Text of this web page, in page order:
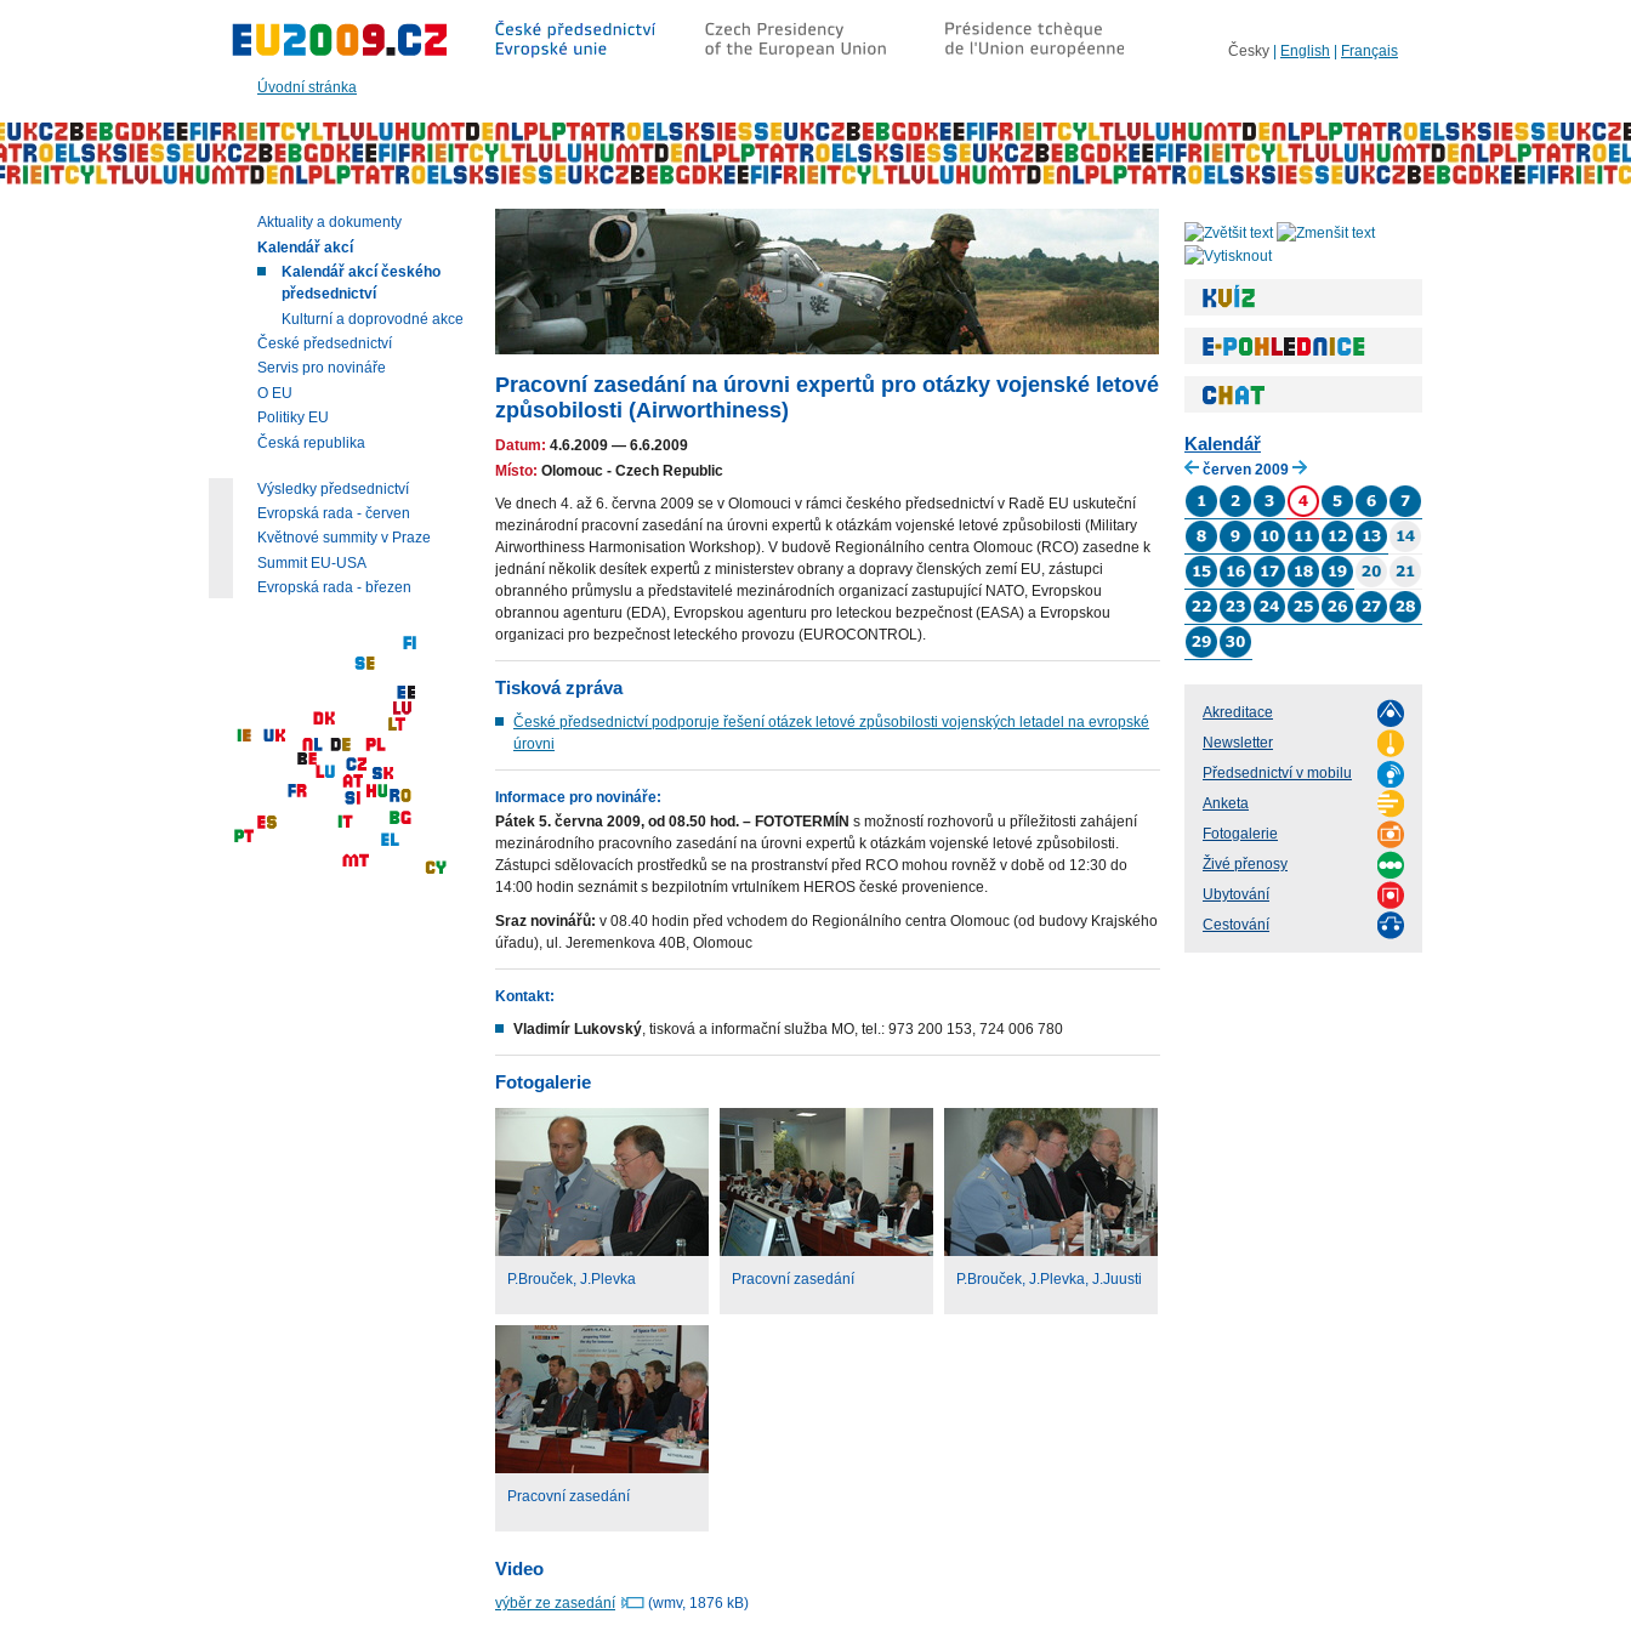
Česky English Français
Úvodní stránka
hlavní
|
navigaci
|
vyhledávání
Pracovní zasedání na úrovni expertů pro otázky vojenské letové
způsobilosti (Airworthiness)
Datum: 4.6.2009 — 6.6.2009
Místo: Olomouc - Czech Republic
Ve dnech 4. až 6. června 2009 se v Olomouci v rámci českého předsednictví v Radě EU uskuteční
mezinárodní pracovní zasedání na úrovni expertů k otázkám vojenské letové způsobilosti (Military
Airworthiness Harmonisation Workshop). V budově Regionálního centra Olomouc (RCO) zasedne k
jednání několik desítek expertů z ministerstev obrany a dopravy členských zemí EU, zástupci
obranného průmyslu a představitelé mezinárodních organizací zastupující NATO, Evropskou
obrannou agenturu (EDA), Evropskou agenturu pro leteckou bezpečnost (EASA) a Evropskou
organizaci pro bezpečnost leteckého provozu (EUROCONTROL).
Tisková zpráva
České předsednictví podporuje řešení otázek letové způsobilosti vojenských letadel na evropské
úrovni
Informace pro novináře:
Pátek 5. června 2009, od 08.50 hod. – FOTOTERMÍN s možností rozhovorů u příležitosti zahájení
mezinárodního pracovního zasedání na úrovni expertů k otázkám vojenské letové způsobilosti.
Zástupci sdělovacích prostředků se na prostranství před RCO mohou rovněž v době od 12:30 do
14:00 hodin seznámit s bezpilotním vrtulníkem HEROS české provenience.
Sraz novinářů: v 08.40 hodin před vchodem do Regionálního centra Olomouc (od budovy Krajského
úřadu), ul. Jeremenkova 40B, Olomouc
Kontakt:
Vladimír Lukovský, tisková a informační služba MO, tel.: 973 200 153, 724 006 780
Fotogalerie
P.Brouček, J.Plevka Pracovní zasedání P.Brouček, J.Plevka, J.Juusti
Pracovní zasedání
Video
výběr ze zasedání (wmv, 1876 kB)
Kalendář
červen 2009
Akreditace
Newsletter
Předsednictví v mobilu
Anketa
Fotogalerie
Živé přenosy
Ubytování
Cestování
Aktuality a dokumenty
Kalendář akcí
Kalendář akcí českého
předsednictví
Kulturní a doprovodné akce
České předsednictví
Servis pro novináře
O EU
Politiky EU
Česká republika
Výsledky předsednictví
Evropská rada - červen
Květnové summity v Praze
Summit EU-USA
Evropská rada - březen